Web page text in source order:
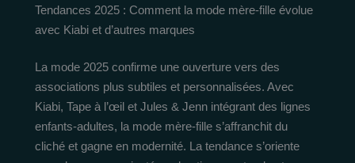
Tendances 2025 : Comment la mode mère-fille évolue
avec Kiabi et d’autres marques
La mode 2025 confirme une ouverture vers des
associations plus subtiles et personnalisées. Avec
Kiabi, Tape à l’œil et Jules & Jenn intégrant des lignes
enfants-adultes, la mode mère-fille s’affranchit du
cliché et gagne en modernité. La tendance s’oriente